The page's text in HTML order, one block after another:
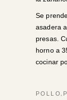
Se
asadera
presas.
horno a
cocinar
POLLO,